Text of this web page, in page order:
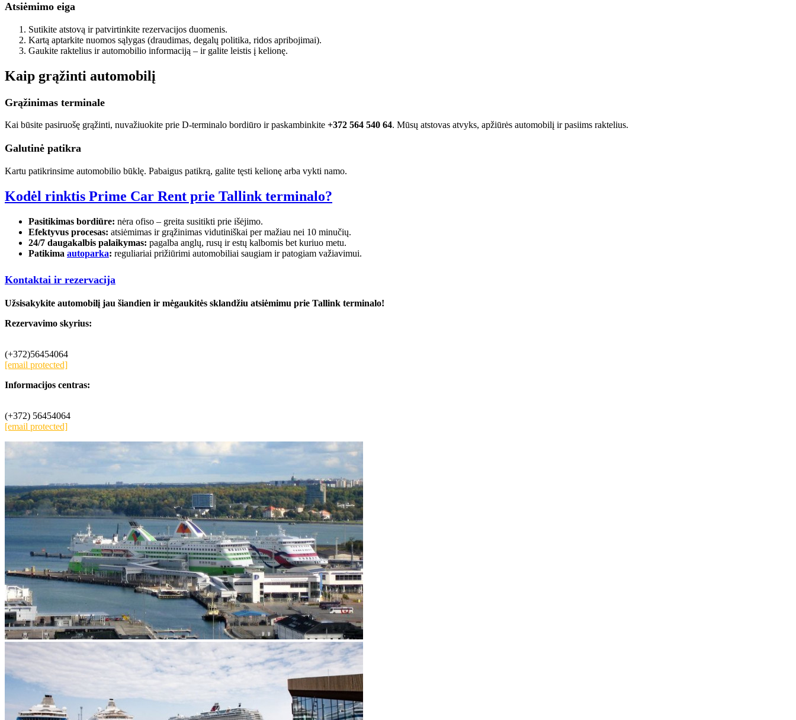
Atsiėmimo eiga
Sutikite atstovą ir patvirtinkite rezervacijos duomenis.
Kartą aptarkite nuomos sąlygas (draudimas, degalų politika, ridos apribojimai).
Gaukite raktelius ir automobilio informaciją – ir galite leistis į kelionę.
Kaip grąžinti automobilį
Grąžinimas terminale
Kai būsite pasiruošę grąžinti, nuvažiuokite prie D-terminalo bordiūro ir paskambinkite +372 564 540 64. Mūsų atstovas atvyks, apžiūrės automobilį ir pasiims raktelius.
Galutinė patikra
Kartu patikrinsime automobilio būklę. Pabaigus patikrą, galite tęsti kelionę arba vykti namo.
Kodėl rinktis Prime Car Rent prie Tallink terminalo?
Pasitikimas bordiūre: nėra ofiso – greita susitikti prie išėjimo.
Efektyvus procesas: atsiėmimas ir grąžinimas vidutiniškai per mažiau nei 10 minučių.
24/7 daugakalbis palaikymas: pagalba anglų, rusų ir estų kalbomis bet kuriuo metu.
Patikima autoparka: reguliariai prižiūrimi automobiliai saugiam ir patogiam važiavimui.
Kontaktai ir rezervacija
Užsisakykite automobilį jau šiandien ir mėgaukitės sklandžiu atsiėmimu prie Tallink terminalo!
Rezervavimo skyrius:
(+372)56454064
[email protected]
Informacijos centras:
(+372) 56454064
[email protected]